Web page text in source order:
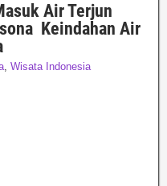
Air Terjun
Keindahan Air
, Wisata Indonesia